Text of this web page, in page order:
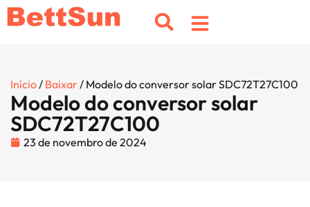
Início/ Baixar/ Modelo do conversor solar SDC72T27C100
Modelo do conversor solar
SDC72T27C100
23 de novembro de 2024